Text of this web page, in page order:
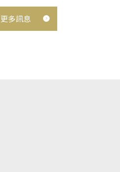
更多訊息